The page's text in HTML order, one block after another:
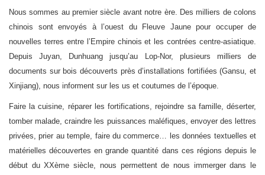
Nous sommes au premier siècle avant notre ère. Des milliers de colons
chinois sont envoyés à l’ouest du Fleuve Jaune pour occuper de
nouvelles terres entre l’Empire chinois et les contrées centre-asiatique.
Depuis Juyan, Dunhuang jusqu’au Lop-Nor, plusieurs milliers de
documents sur bois découverts près d’installations fortifiées (Gansu, et
Xinjiang), nous informent sur les us et coutumes de l’époque.
Faire la cuisine, réparer les fortifications, rejoindre sa famille, déserter,
tomber malade, craindre les puissances maléfiques, envoyer des lettres
privées, prier au temple, faire du commerce… les données textuelles et
matérielles découvertes en grande quantité dans ces régions depuis le
début du XXème siècle, nous permettent de nous immerger dans le